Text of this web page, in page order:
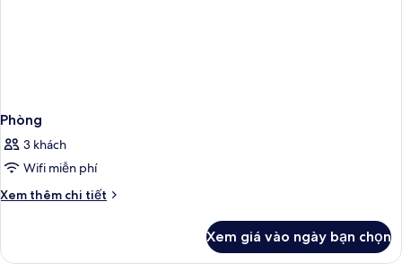
Phòng
3 khách
Wifi miễn phí
Xem thêm chi tiết
Chi
Phòng
Xem giá vào ngày bạn chọn